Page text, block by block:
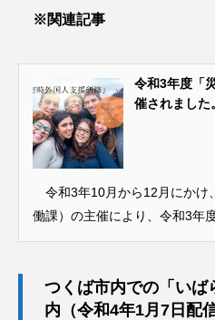
※関連記事
令和3年度「
催されました。
令和3年10月から12月にかけ
働課）の主催により、令和3年
つくば市内での「いば
内（令和4年1月7日配信